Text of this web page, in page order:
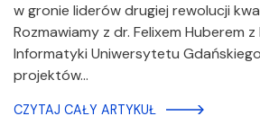
w gronie liderów drugiej rewolucji
Rozmawiamy z dr. Felixem Huberem
Informatyki Uniwersytetu
projektów…
CZYTAJ CAŁY ARTYKUŁ